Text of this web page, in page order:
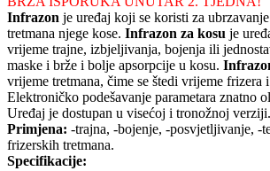
bila
je:
1,123,75 €.
je:
899,00 €.
Infrazon je uređaj koji se koristi za
tretmana njege kose. Infrazon za kosu je
vrijeme trajne, izbjeljivanja, bojenja ili
maske i brže i bolje apsorpcije u kosu.
vrijeme tretmana, čime se štedi vrijeme frizera
Elektroničko podešavanje parametara znatno
Uređaj je dostupan u visećoj i tronožnoj verziji.
Primjena: -trajna, -bojenje, -posvjetljivanje, -
frizerskih tretmana.
Specifikacije: